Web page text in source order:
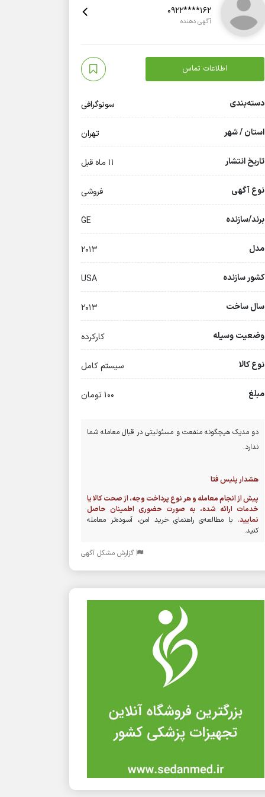
0922****162
آگهی دهنده
اطلاعات تماس
دسته‌بندی سونوگرافی
استان / شهر تهران
تاریخ انتشار 11 ماه قبل
نوع آگهی فروشی
برند/سازنده GE
مدل 2013
کشور سازنده USA
سال ساخت 2013
وضعیت وسیله کارکرده
نوع کالا سیستم کامل
مبلغ 100 تومان
دو مدیک هیچگونه منفعت و مسئولیتی در قبال معامله شما
ندارد.
هشدار پلیس فتا
پیش از انجام معامله و هر نوع پرداخت وجه، از صحت کالا یا
خدمات ارائه شده، به صورت حضوری اطمینان حاصل
نمایید. با مطالعه‌ی راهنمای خرید امن، آسوده‌تر معامله
کنید.
گزارش مشکل آگهی